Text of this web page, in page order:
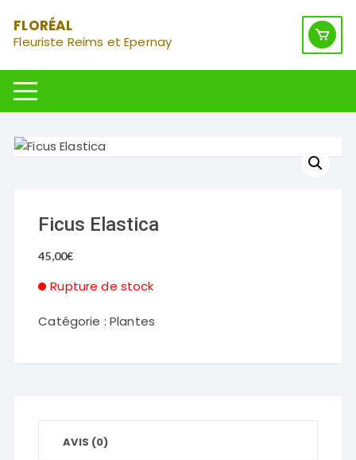
au
contenu
FLORÉAL
Fleuriste Reims et Epernay
Ficus Elastica
45,00€
Rupture de stock
Catégorie :Plantes
AVIS (0)